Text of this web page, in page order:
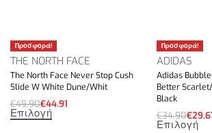
Προσφορά!
THE NORTH FACE
The North Face Never Stop Cush
Slide W White Dune/Whit
€49.90€44.91
Επιλογή
Προσφορά!
ADIDAS
Adidas
Better
Black
€34.90€
Επιλογή